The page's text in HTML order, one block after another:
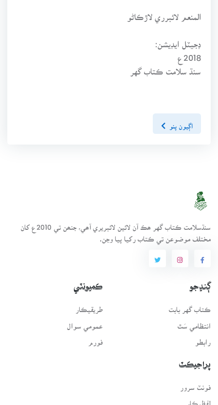
المنعم لائبرري لاڙڪاڻو
ڊجيٽل ايڊيشن:
2018ع
سنڌ سلامت ڪتاب گهر
اڳيون پنو
سنڌسلامت ڪتاب گهر ھڪ آن لائين لائبريري آھي، جنھن تي 2010ع کان
مختلف موضوعن تي ڪتاب رکيا پيا وڃن.
ڳنڍجو
ڪتاب گهر بابت
انتظامي سَٿ
رابطو
ڪميونٽي
طريقيڪار
عمومي سوال
فورم
پراجيڪٽ
لفظيڪار